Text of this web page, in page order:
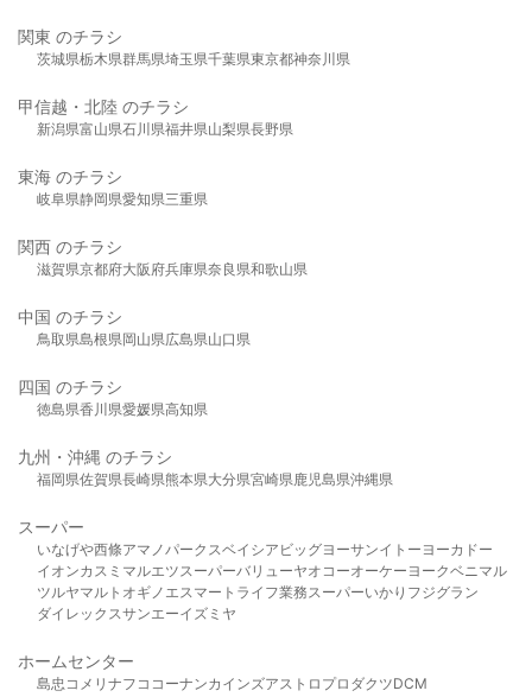
関東 のチラシ
茨城県栃木県群馬県埼玉県千葉県東京都神奈川県
甲信越・北陸 のチラシ
新潟県富山県石川県福井県山梨県長野県
東海 のチラシ
岐阜県静岡県愛知県三重県
関西 のチラシ
滋賀県京都府大阪府兵庫県奈良県和歌山県
中国 のチラシ
鳥取県島根県岡山県広島県山口県
四国 のチラシ
徳島県香川県愛媛県高知県
九州・沖縄 のチラシ
福岡県佐賀県長崎県熊本県大分県宮崎県鹿児島県沖縄県
スーパー
いなげや西條アマノパークスベイシア ビッグヨーサンイトーヨーカドー
イオンカスミ マルエツスーパーバリューヤオコーオーケー ヨークベニマル
ツルヤマルト オギノ エスマート ライフ業務スーパーいかり フジグラン
ダイレックスサンエーイズミヤ
ホームセンター
島忠 コメリ ナフコ コーナンカインズアストロプロダクツDCM